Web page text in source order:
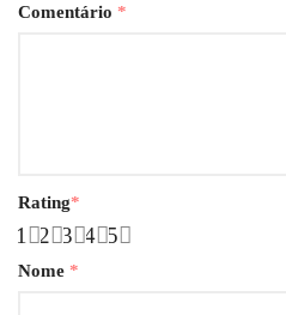
Comentário *
Rating*
5
4
3
2
1
Nome *